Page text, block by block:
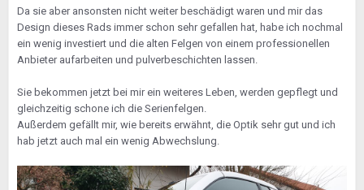
Da sie aber ansonsten nicht weiter beschädigt waren und mir das
Design dieses Rads immer schon sehr gefallen hat, habe ich nochmal
ein wenig investiert und die alten Felgen von einem professionellen
Anbieter aufarbeiten und pulverbeschichten lassen.
Sie bekommen jetzt bei mir ein weiteres Leben, werden gepflegt und
gleichzeitig schone ich die Serienfelgen.
Außerdem gefällt mir, wie bereits erwähnt, die Optik sehr gut und ich
hab jetzt auch mal ein wenig Abwechslung.